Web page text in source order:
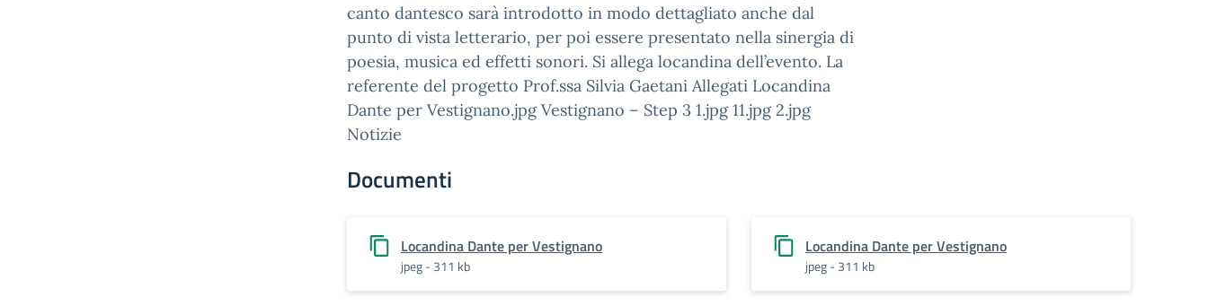
canto dantesco sarà introdotto in modo dettagliato anche dal
punto di vista letterario, per poi essere presentato nella sinergia di
poesia, musica ed effetti sonori. Si allega locandina dell’evento. La
referente del progetto Prof.ssa Silvia Gaetani Allegati Locandina
Dante per Vestignano.jpg Vestignano – Step 3 1.jpg 11.jpg 2.jpg
Notizie
Documenti
Locandina Dante per Vestignano
jpeg - 311 kb
Locandina Dante per Vestignano
jpeg - 311 kb